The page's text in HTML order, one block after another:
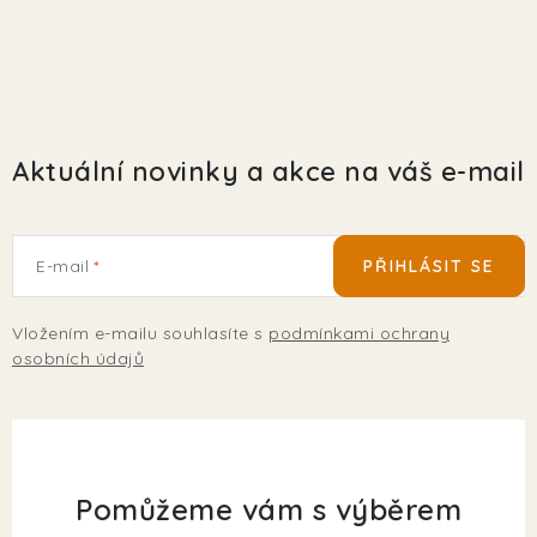
Aktuální novinky a akce na váš e-mail
E-mail
Vložením e-mailu souhlasíte s podmínkami ochrany
osobních údajů
PŘIHLÁSIT SE
Pomůžeme vám s výběrem